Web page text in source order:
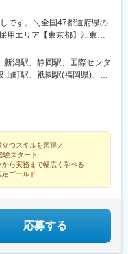
です。＼全国47都道府県の
用エリア【東京都】江東
、八王子市【神奈川県】横
いたま市、川口市【千葉
★車通勤OK（配属先によ
条件などが多少変動いた
◎本社東京都港区◎営業所
福岡市沖縄県那覇市
潟駅、静岡駅、国際センタ
町駅、祇園駅(福岡県)、県
宮前駅、南新宿駅、高田馬
西口駅、初台駅、西新宿
、梅屋敷駅(東京都)、京橋
都)、市場前駅、築地市場
宮前駅、浜町駅、内幸町
立会川駅、大崎広小路駅、
船駅、馬車道駅、京急鶴見
麦駅、伊勢佐木長者町駅、
奈川県)、よみうりランドス
川県)、中央林間駅、汐入
つスキルを習得／
験スタート
から実務まで幅広く学べる
定ゴールド
応募する